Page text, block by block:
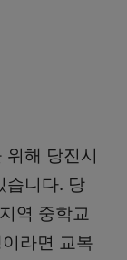
해 당진시
습니다. 당
역 중학교
라면 교복